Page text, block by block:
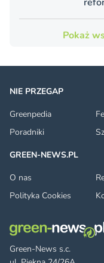
Pokaż
Green-News s.c.
NIE PRZEGAP
Greenpedia
Poradniki
GREEN-NEWS.PL
O nas
Polityka Cookies